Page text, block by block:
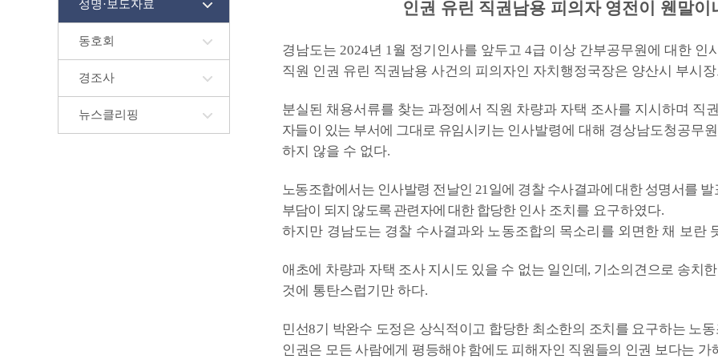
성명·보도자료
동호회
경조사
뉴스클리핑
인권 유린 직권남용 피의자 영전이 웬말이
경남도는 2024년 1월 정기인사를 앞두고 4급 이상 간부공무원에 대한 인
직원 인권 유린 직권남용 사건의 피의자인 자치행정국장은 양산시 부시
분실된 채용서류를 찾는 과정에서 직원 차량과 자택 조사를 지시하며 직
자들이 있는 부서에 그대로 유임시키는 인사발령에 대해 경상남도청공무
하지 않을 수 없다.
노동조합에서는 인사발령 전날인 21일에 경찰 수사결과에 대한 성명서를 발
부담이 되지 않도록 관련자에 대한 합당한 인사 조치를 요구하였다.
하지만 경남도는 경찰 수사결과와 노동조합의 목소리를 외면한 채 보란
애초에 차량과 자택 조사 지시도 있을 수 없는 일인데, 기소의견으로 송치
것에 통탄스럽기만 하다.
민선8기 박완수 도정은 상식적이고 합당한 최소한의 조치를 요구하는 노
인권은 모든 사람에게 평등해야 함에도 피해자인 직원들의 인권 보다는 가